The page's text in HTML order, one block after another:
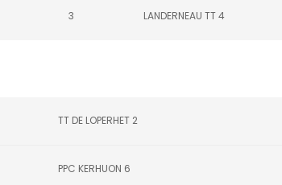
3 LANDERNEAU TT 4
TT DE LOPERHET 2
PPC KERHUON 6